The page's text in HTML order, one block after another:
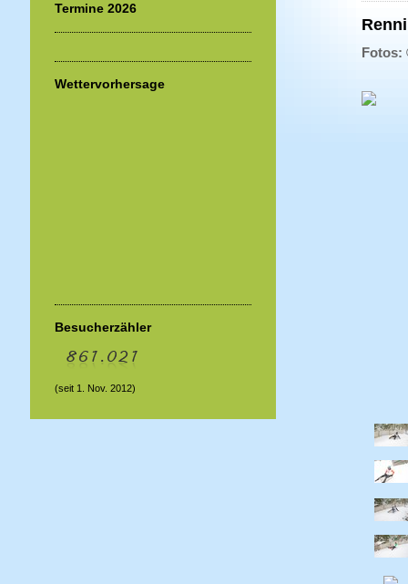
Fotos:
Termine 2026
Wettervorhersage
Besucherzähler
(seit 1. Nov. 2012)